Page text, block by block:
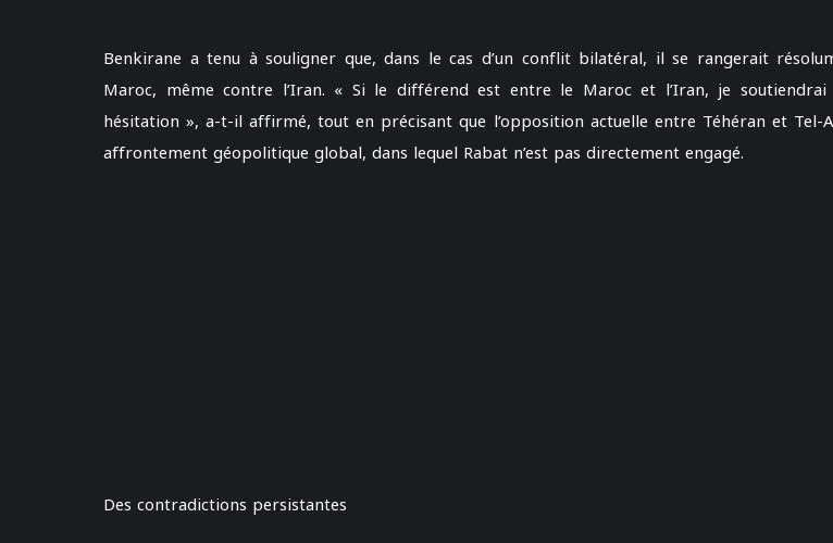
Benkirane a tenu à souligner que, dans le cas d’un conflit bilatéral, il se rangerait
Maroc, même contre l’Iran. « Si le différend est entre le Maroc et l’Iran, je soutiendrai
hésitation », a-t-il affirmé, tout en précisant que l’opposition actuelle entre Téhéran et Tel-
affrontement géopolitique global, dans lequel Rabat n’est pas directement engagé.
Des contradictions persistantes